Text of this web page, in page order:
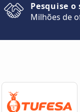
Pesquise
Milhões de